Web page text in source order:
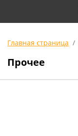
Главная страница
Прочее